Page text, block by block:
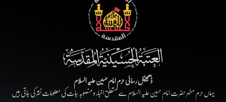
ڈیجیٹل رسائی حرم امام حسین علیہ السلام
یہاں حرم مطہر حضرت امام حسین علیہ السلام سے متعلق اخبار و منصوبہ جات کی معلومات نشر کی جاتی ہیں